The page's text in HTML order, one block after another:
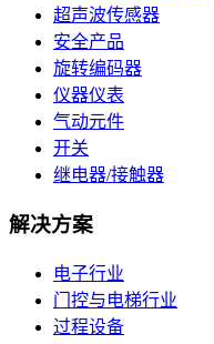
超声波传感器
安全产品
旋转编码器
仪器仪表
气动元件
开关
继电器/接触器
解决方案
电子行业
门控与电梯行业
过程设备